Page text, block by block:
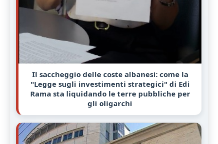
Il saccheggio delle coste albanesi: come la
"Legge sugli investimenti strategici" di Edi
Rama sta liquidando le terre pubbliche per
gli oligarchi